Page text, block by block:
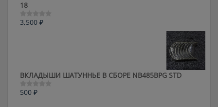
18
Оценка
3,500 ₽
ВКЛАДЫШИ ШАТУННЬЕ В СБОРЕ NB485BPG STD
Оценка
500 ₽